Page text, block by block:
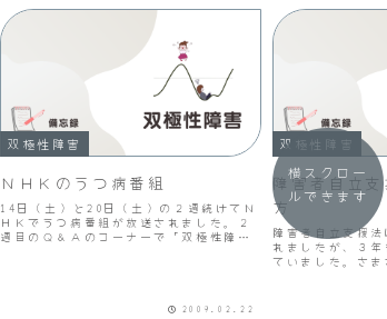
双極性障害
ＮＨＫのうつ病番組
14日（土）と20日（土）の２週続けてＮ
ＨＫでうつ病番組が放送されました。２
週目のＱ＆Ａのコーナーで「双極性障害
2009.02.22
双極性障害
障害者自立
方
障害者自立支援
れましたが、３
ていました。さ
ていますが、今
しょう。負担は
ここでは精神通
横スクロー
ルできます